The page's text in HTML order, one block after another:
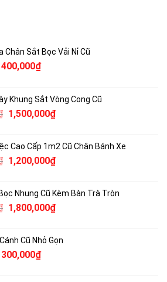
Chân Sắt Bọc Vải Nỉ Cũ
Giá
680,000₫.
400,000₫Giá
là:
400,000₫.
Khung Sắt Vòng Cong Cũ
Giá
1,900,000₫.
1,500,000₫Giá
là:
1,500,000₫.
Cao Cấp 1m2 Cũ Chân Bánh Xe
Giá
1,860,000₫.
1,200,000₫Giá
là:
1,200,000₫.
Nhung Cũ Kèm Bàn Trà Tròn
Giá
2,300,000₫.
1,800,000₫Giá
là:
Cũ Nhỏ Gọn
Giá
300,000₫Giá